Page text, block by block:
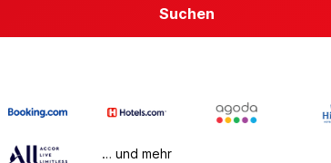
Suchen
… und mehr